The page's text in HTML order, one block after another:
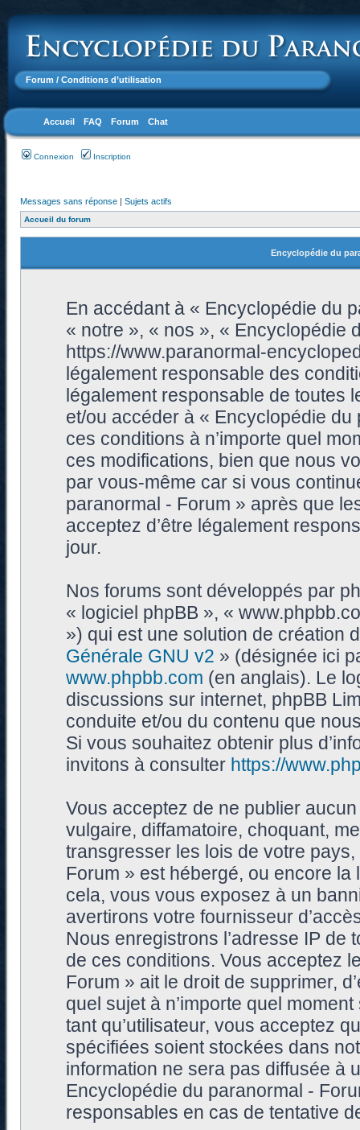
Forum / Conditions d’utilisation
Accueil FAQ Forum Chat
Connexion Inscription
Messages sans réponse | Sujets actifs
Accueil du forum
Encyclopédie du
En accédant à « Encyclopédie du
« notre », « nos », « Encyclopédie
https://www.paranormal-
légalement responsable des
légalement responsable de toutes
et/ou accéder à « Encyclopédie
ces conditions à n’importe quel
ces modifications, bien que nous
par vous-même car si vous
paranormal - Forum » après que
acceptez d’être légalement
jour.
Nos forums sont développés par
« logiciel phpBB », «
») qui est une solution de création
Générale GNU v2 » (désignée ici
www.phpbb.com (en anglais). Le
discussions sur internet, phpBB
conduite et/ou du contenu que
Si vous souhaitez obtenir plus
invitons à consulter https://
Vous acceptez de ne publier
vulgaire, diffamatoire, choquant,
transgresser les lois de votre
Forum » est hébergé, ou encore
cela, vous vous exposez à un
avertirons votre fournisseur
Nous enregistrons l’adresse IP de
de ces conditions. Vous acceptez
Forum » ait le droit de supprimer,
quel sujet à n’importe quel
tant qu’utilisateur, vous acceptez
spécifiées soient stockées dans
information ne sera pas diffusée à
Encyclopédie du paranormal -
responsables en cas de tentative